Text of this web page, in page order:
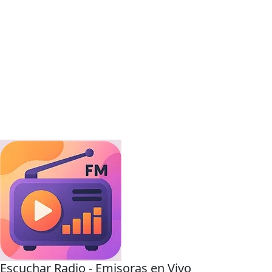
Escuchar Radio - Emisoras en Vivo